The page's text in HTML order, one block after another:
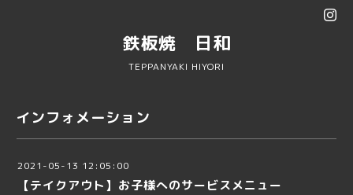
鉄板焼 日和
TEPPANYAKI HIYORI
インフォメーション
2021-05-13 12:05:00
【テイクアウト】お子様へのサービスメニュー